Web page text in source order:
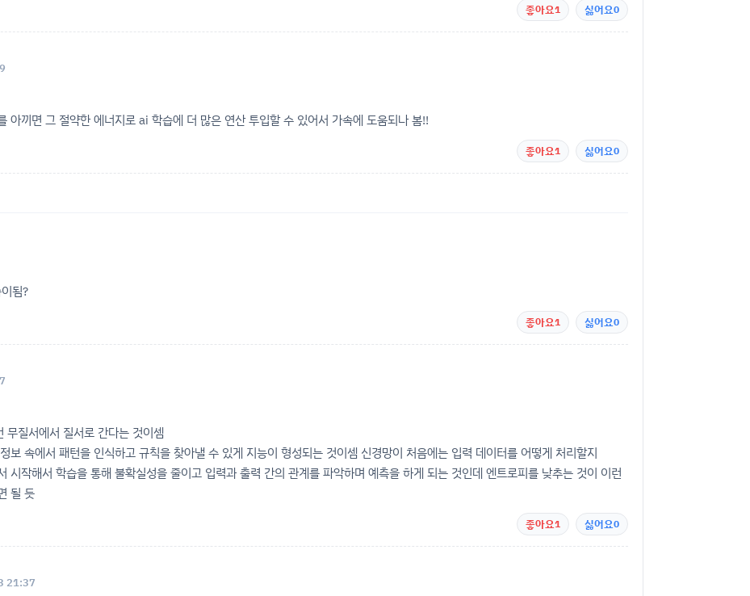
좋아요1 싫어요0
아끼면 그 절약한 에너지로 ai 학습에 더 많은 연산 투입할 수 있어서 가속에 도움되나 봄!!
좋아요1 싫어요0
됨?
좋아요1 싫어요0
무질서에서 질서로 간다는 것이셈
보 속에서 패턴을 인식하고 규칙을 찾아낼 수 있게 지능이 형성되는 것이셈 신경망이 처음에는 입력 데이터를 어떻게 처리할지
시작해서 학습을 통해 불확실성을 줄이고 입력과 출력 간의 관계를 파악하며 예측을 하게 되는 것인데 엔트로피를 낮추는 것이 이런
될 듯
좋아요1 싫어요0
21:37